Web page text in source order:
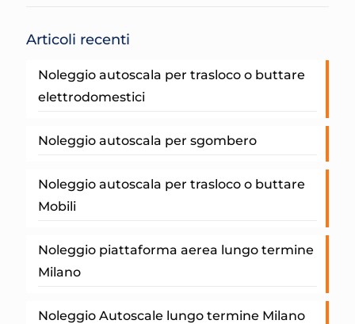
Articoli recenti
Noleggio autoscala per trasloco o buttare
elettrodomestici
Noleggio autoscala per sgombero
Noleggio autoscala per trasloco o buttare
Mobili
Noleggio piattaforma aerea lungo termine
Milano
Noleggio Autoscale lungo termine Milano